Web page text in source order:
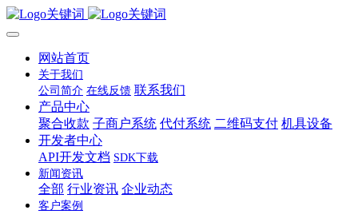
网站首页
关于我们
公司简介 在线反馈 联系我们
产品中心
聚合收款 子商户系统 代付系统 二维码支付 机具设备
开发者中心
API开发文档 SDK下载
新闻资讯
全部 行业资讯 企业动态
客户案例